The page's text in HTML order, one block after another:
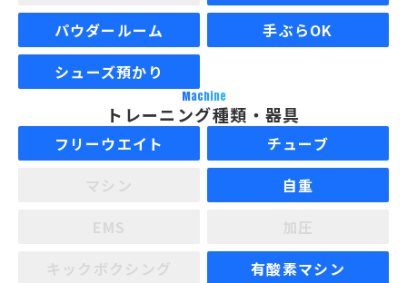
パウダールーム
手ぶらOK
シューズ預かり
Machine
トレーニング種類・器具
フリーウエイト
チューブ
自重
有酸素マシン